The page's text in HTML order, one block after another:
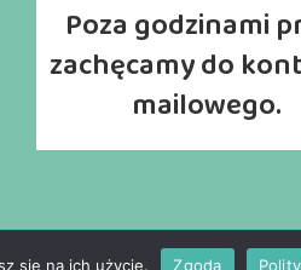
Poza godzinami
zachęcamy do
mailowego.
się na ich użycie. Zgoda